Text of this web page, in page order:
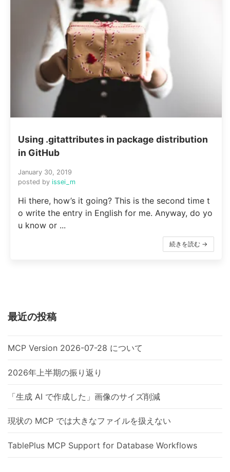
Using .gitattributes in package distribution
in GitHub
January 30, 2019
posted by issei_m
Hi there, how’s it going? This is the second time t
o write the entry in English for me. Anyway, do yo
u know or ...
続きを読む →
最近の投稿
MCP Version 2026-07-28 について
2026年上半期の振り返り
「生成 AI で作成した」画像のサイズ削減
現状の MCP では大きなファイルを扱えない
TablePlus MCP Support for Database Workflows